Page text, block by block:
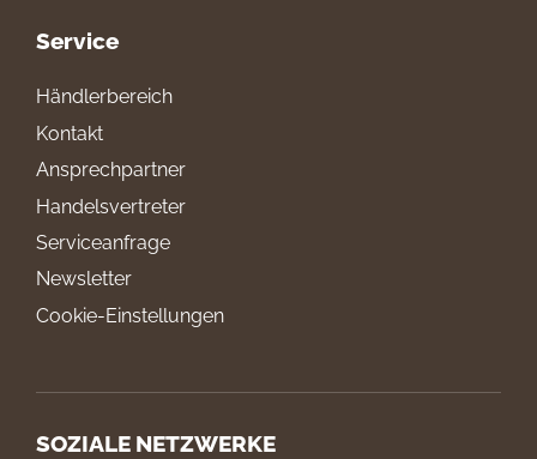
Service
Händlerbereich
Kontakt
Ansprechpartner
Handelsvertreter
Serviceanfrage
Newsletter
Cookie-Einstellungen
SOZIALE NETZWERKE